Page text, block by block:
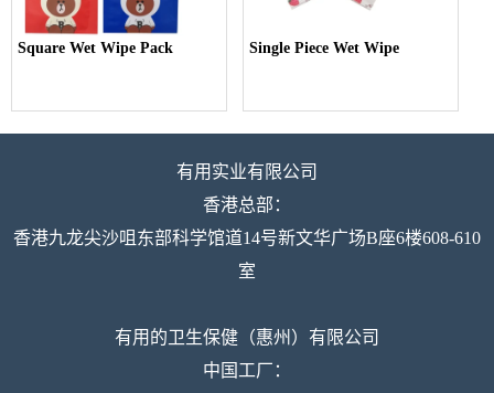
Square Wet Wipe Pack Single Piece Wet Wipe
有用实业有限公司
香港总部：
香港九龙尖沙咀东部科学馆道14号新文华广场B座6楼608-610
室
有用的卫生保健（惠州）有限公司
中国工厂：